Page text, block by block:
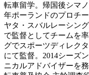
転車留学。帰国後シマ
年ポーランドのプロチ
ヤタ・スバルレーシン
で監督としてチームを
グでスポーツディレク
にて監督。2014シーズ
ニカルアドバイザーを